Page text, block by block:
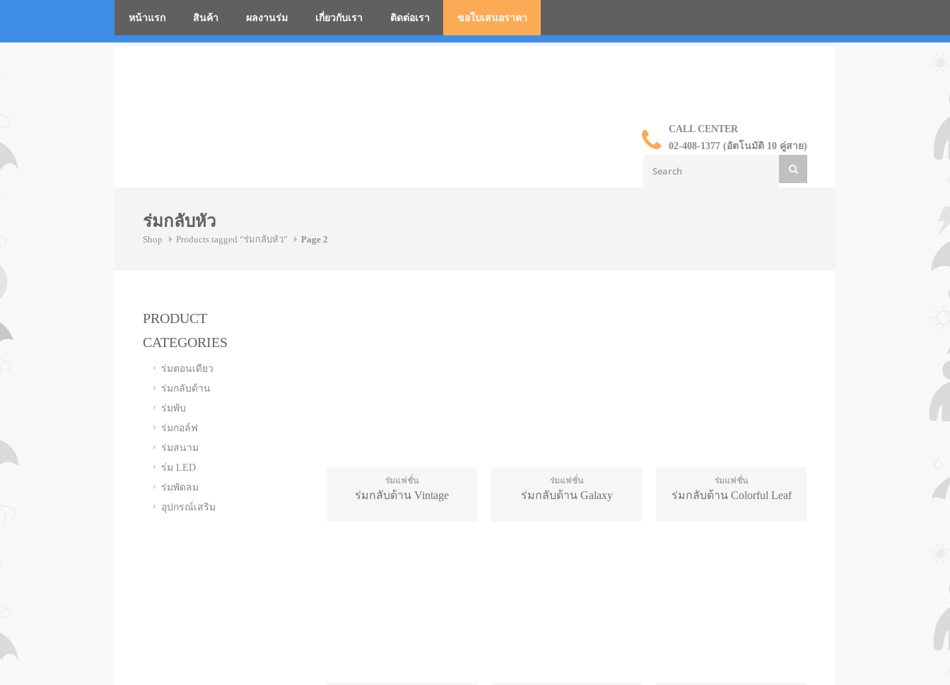
CALL CENTER
02-408-1377 (อัตโนมัติ 10 คู่สาย)
หน้าแรก สินค้า ผลงานร่ม เกี่ยวกับเรา ติดต่อเรา ขอใบเสนอราคา
ร่มกลับหัว
Shop Products tagged “ร่มกลับหัว” Page 2
PRODUCT
CATEGORIES
ร่มตอนเดียว
ร่มกลับด้าน
ร่มพับ
ร่มกอล์ฟ
ร่มสนาม
ร่ม LED
ร่มพัดลม
อุปกรณ์เสริม
ร่มแฟชั่น
ร่มกลับด้าน Vintage
ร่มแฟชั่น
ร่มกลับด้าน Galaxy
ร่มแฟชั่น
ร่มกลับด้าน Colorful Leaf
โรงงานร่มสกรีนโลโก้ ร่มพรีเมี่ยม ร่มตอนเดียว ร่มกอล์ฟ ร่มกลับด้าน ราคาส่ง